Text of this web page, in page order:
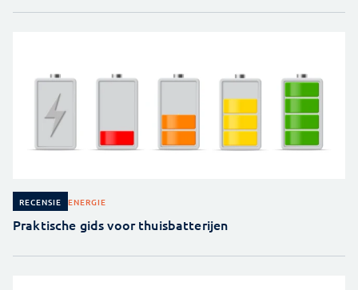
RECENSIE ENERGIE
Praktische gids voor thuisbatterijen